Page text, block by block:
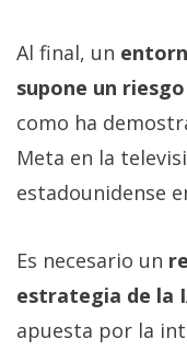
Al final, un
supone un
como ha
Meta en la
estadounidense
Es necesario un
estrategia de la
apuesta por la